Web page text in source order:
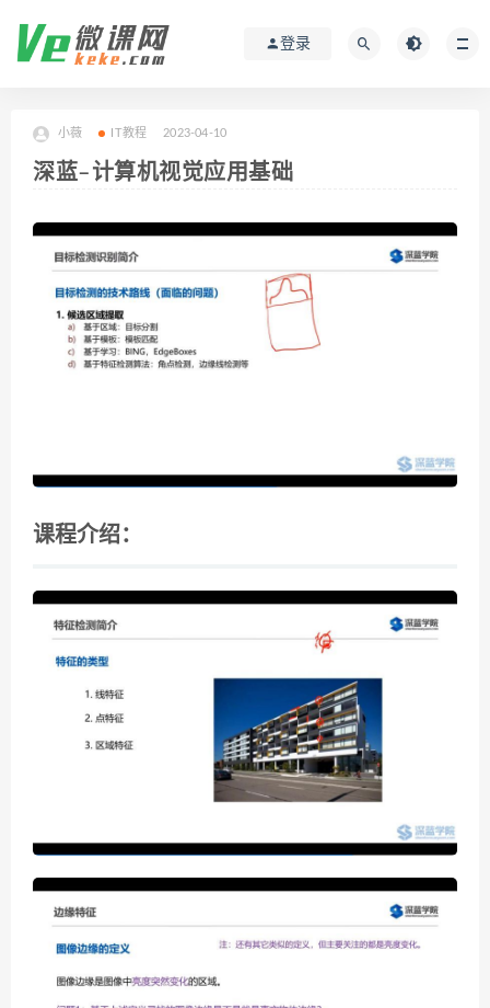
登录
小薇 IT教程 2023-04-10
深蓝–计算机视觉应用基础
课程介绍：